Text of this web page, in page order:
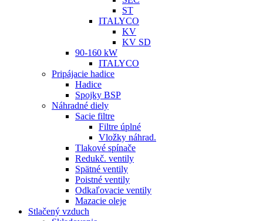
ST
ITALYCO
KV
KV SD
90-160 kW
ITALYCO
Pripájacie hadice
Hadice
Spojky BSP
Náhradné diely
Sacie filtre
Filtre úplné
Vložky náhrad.
Tlakové spínače
Redukč. ventily
Spätné ventily
Poistné ventily
Odkaľovacie ventily
Mazacie oleje
Stlačený vzduch